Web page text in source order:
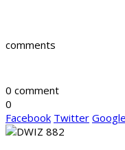
comments
0 comment
0
Facebook Twitter